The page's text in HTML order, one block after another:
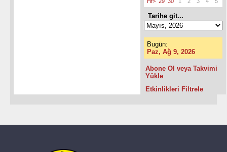
Tarihe git...
Bugün:
Paz, Ağ 9, 2026
Abone Ol veya Takvimi
Yükle
Etkinlikleri Filtrele